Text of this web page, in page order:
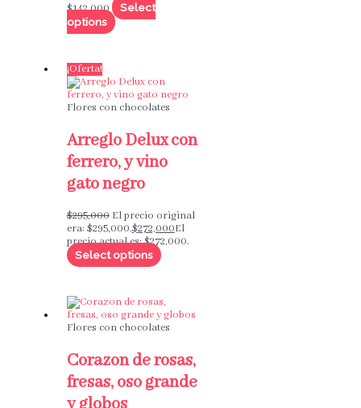
$142,000
Select
options
¡Oferta!
Flores con chocolates
Arreglo Delux con
ferrero, y vino
gato negro
$295,000 El precio original
era: $295,000.$272,000El
precio actual es: $272,000.
Select options
Flores con chocolates
Corazon de rosas,
fresas, oso grande